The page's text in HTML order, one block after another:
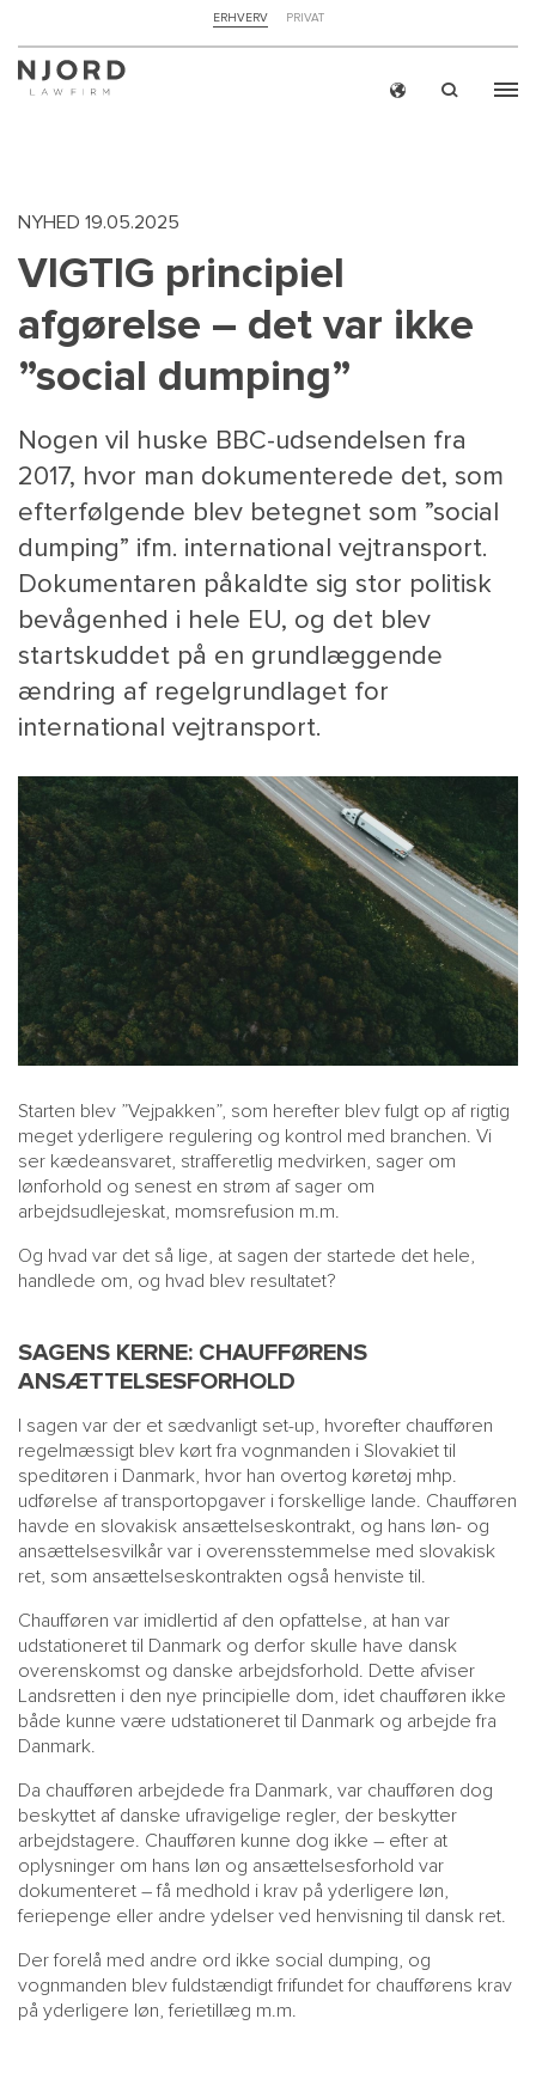
TOP
MENU
ERHVERV PRIVAT
MAIN
MENU
SMALL
HR
OM
NYHED 19.05.2025
VIGTIG principiel
afgørelse – det var ikke
”social dumping”
Nogen vil huske BBC-udsendelsen fra
2017, hvor man dokumenterede det, som
efterfølgende blev betegnet som ”social
dumping” ifm. international vejtransport.
Dokumentaren påkaldte sig stor politisk
bevågenhed i hele EU, og det blev
startskuddet på en grundlæggende
ændring af regelgrundlaget for
international vejtransport.
Starten blev ”Vejpakken”, som herefter blev fulgt op af rigtig
meget yderligere regulering og kontrol med branchen. Vi
ser kædeansvaret, strafferetlig medvirken, sager om
lønforhold og senest en strøm af sager om
arbejdsudlejeskat, momsrefusion m.m.
Og hvad var det så lige, at sagen der startede det hele,
handlede om, og hvad blev resultatet?
SAGENS KERNE: CHAUFFØRENS
ANSÆTTELSESFORHOLD
I sagen var der et sædvanligt set-up, hvorefter chaufføren
regelmæssigt blev kørt fra vognmanden i Slovakiet til
speditøren i Danmark, hvor han overtog køretøj mhp.
udførelse af transportopgaver i forskellige lande. Chaufføren
havde en slovakisk ansættelseskontrakt, og hans løn- og
ansættelsesvilkår var i overensstemmelse med slovakisk
ret, som ansættelseskontrakten også henviste til.
Chaufføren var imidlertid af den opfattelse, at han var
udstationeret til Danmark og derfor skulle have dansk
overenskomst og danske arbejdsforhold. Dette afviser
Landsretten i den nye principielle dom, idet chaufføren ikke
både kunne være udstationeret til Danmark og arbejde fra
Danmark.
Da chaufføren arbejdede fra Danmark, var chaufføren dog
beskyttet af danske ufravigelige regler, der beskytter
arbejdstagere. Chaufføren kunne dog ikke – efter at
oplysninger om hans løn og ansættelsesforhold var
dokumenteret – få medhold i krav på yderligere løn,
feriepenge eller andre ydelser ved henvisning til dansk ret.
Der forelå med andre ord ikke social dumping, og
vognmanden blev fuldstændigt frifundet for chaufførens krav
på yderligere løn, ferietillæg m.m.